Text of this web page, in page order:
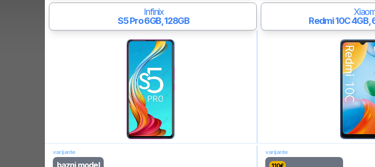
Infinix
S5 Pro6GB, 128GB
Redmi 10C4GB,
varijante
bazni model
varijante